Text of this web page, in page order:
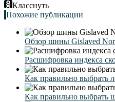
Класснуть
Похожие публикации
Обзор шины Gislaved
Расшифровка индекса
Как правильно выбрать
Как правильно выбрать